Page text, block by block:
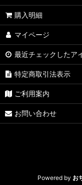
購入明細
マイページ
最近チェックしたア
特定商取引法表示
ご利用案内
お問い合わせ
Powered by お